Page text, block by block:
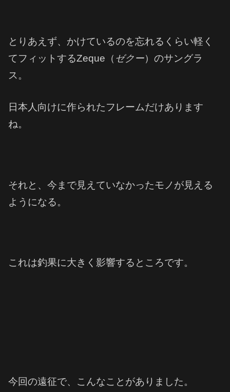
とりあえず、かけているのを忘れるくらい軽く
てフィットするZeque（ ゼクー）のサングラ
ス。
日本人向けに作られたフレームだけあります
ね。
それと、今まで見えていなかったモノが見える
ようになる。
これは釣果に大きく影響するところです。
今回の遠征で、こんなことがありました。